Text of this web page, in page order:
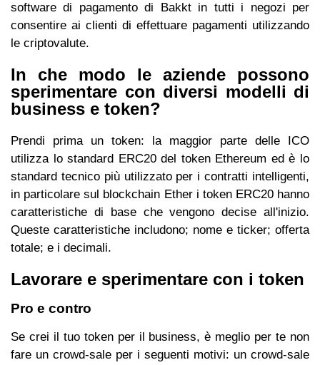
software di pagamento di Bakkt in tutti i negozi per
consentire ai clienti di effettuare pagamenti utilizzando
le criptovalute.
In che modo le aziende possono
sperimentare con diversi modelli di
business e token?
Prendi prima un token: la maggior parte delle ICO
utilizza lo standard ERC20 del token Ethereum ed è lo
standard tecnico più utilizzato per i contratti intelligenti,
in particolare sul blockchain Ether i token ERC20 hanno
caratteristiche di base che vengono decise all'inizio.
Queste caratteristiche includono; nome e ticker; offerta
totale; e i decimali.
Lavorare e sperimentare con i token
Pro e contro
Se crei il tuo token per il business, è meglio per te non
fare un crowd-sale per i seguenti motivi: un crowd-sale